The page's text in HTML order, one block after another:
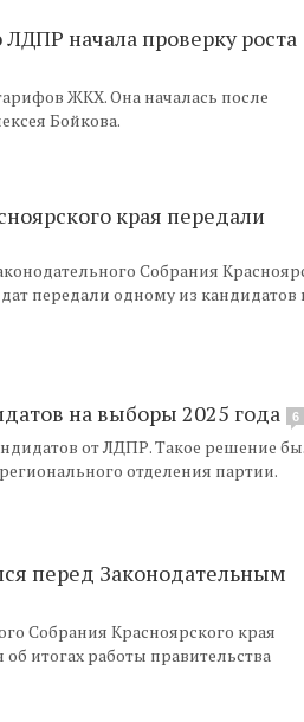
начала проверку роста
ЖКХ. Она началась после
Бойкова.
края передали
Собрания
передали одному из кандидатов
на выборы 2025 года 6
от ЛДПР. Такое решение
отделения партии.
перед Законодательным
Собрания Красноярского края
итогах работы правительства